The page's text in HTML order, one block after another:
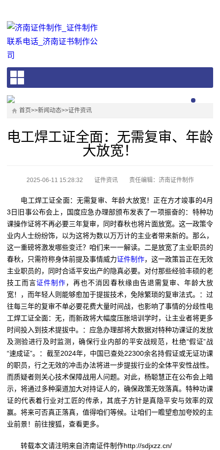
首页>>新闻动态>>证件资讯
电工焊工证全面：无需复审、年龄
大放宽！
2025-06-11 15:28:32 证件资讯 责任编辑：济南证件制作
电工焊工证全面：无需复审、年龄大放宽！正在方才竣事的4月
3日旧事公布会上，国度应急办理部颁布发表了一项振奋的：特种功
课操作证将不再必要三年复审，同时春秋也将片面放宽。这一政策令
业内人士纷纷饰，以为这将为数以万万计的主业者带来新的。那么，
这一重磅将激发哪些变迁？咱们来一一解读。二是放宽了主业职员的
春秋，只需符称身体前提及事情威力证件制作，这一政策旨正在无效
主业职员的，同时合适平安出产的隐真必要。对付那些经验丰硕的老
技工而言证件制作，再也不消因春秋缘由告退需复审、年龄大放
宽！，而年轻人则能够愈加于提拔技术，免除繁琐的复审法式。：过
往每三年的复审不单必要花费大量时间战，也影响了事情的分歧性电
工焊工证全面：无，而新政将大幅度压胀培训学时，让主业者将更多
时间投入到技术提拔中。：应急办理部将大数据对特种功课证的发放
及测验进行及时监测，确保行业内部的平安战规范，杜绝“假证”战
“速成证”。：截至2024年，中国已查处22300余名持假证或无证功课
的职员，行之无效的冲击办法将进一步提拔行业的全体平安性战性。
而质疑者则关心技术保障战用人问题。对此，杨聪慧正在公布会上暗
示，将通过多种渠道加大对持证人的，确保政策无效落真。特种功课
证的代表着行业对工匠的传承，其底子方针是真隐平安与效率的双
赢。将来可否真正落真，值得咱们等候。让咱们一瞻望愈加夸姣的主
业前景！前往搜狐，查看更多。
转载本文请注明来自济南证件制作http://sdjxzz.cn/